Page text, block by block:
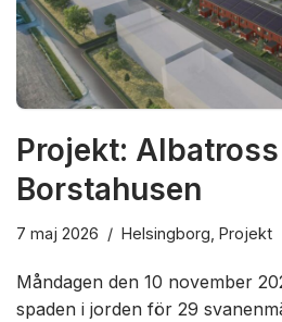
Projekt: Albatross
Borstahusen
7 maj 2026 Helsingborg, Projekt
Måndagen den 10 november
spaden i jorden för 29